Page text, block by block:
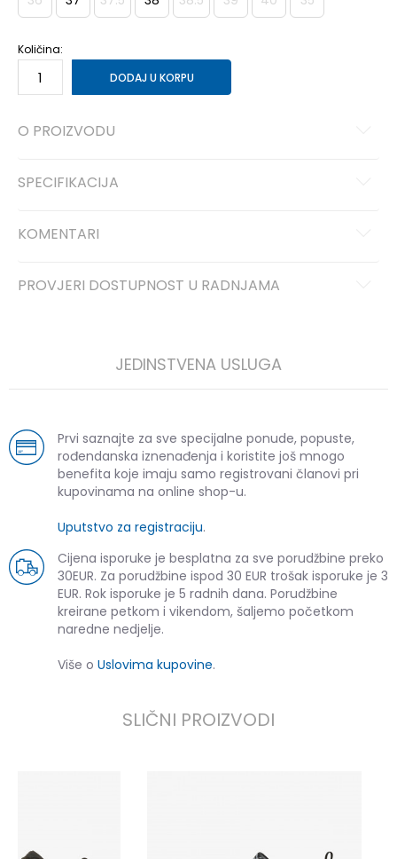
Količina:
DODAJ U KORPU
O PROIZVODU
SPECIFIKACIJA
KOMENTARI
PROVJERI DOSTUPNOST U RADNJAMA
JEDINSTVENA USLUGA
Prvi saznajte za sve specijalne ponude, popuste,
rođendanska iznenađenja i koristite još mnogo
benefita koje imaju samo registrovani članovi pri
kupovinama na online shop-u.
Uputstvo za registraciju.
Cijena isporuke je besplatna za sve porudžbine preko
30EUR. Za porudžbine ispod 30 EUR trošak isporuke je 3
EUR. Rok isporuke je 5 radnih dana. Porudžbine
kreirane petkom i vikendom, šaljemo početkom
naredne nedjelje.
Više o Uslovima kupovine.
SLIČNI PROIZVODI